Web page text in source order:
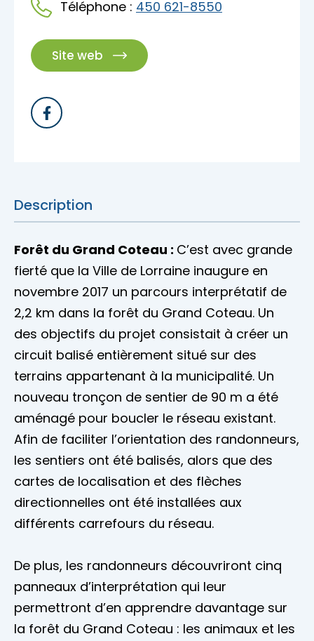
Accès membre
Nous joindre
Téléphone : 450 621-8550
Site web
Description
Forêt du Grand Coteau : C’est avec grande
fierté que la Ville de Lorraine inaugure en
novembre 2017 un parcours interprétatif de
2,2 km dans la forêt du Grand Coteau. Un
des objectifs du projet consistait à créer un
circuit balisé entièrement situé sur des
terrains appartenant à la municipalité. Un
nouveau tronçon de sentier de 90 m a été
aménagé pour boucler le réseau existant.
Afin de faciliter l’orientation des randonneurs,
les sentiers ont été balisés, alors que des
cartes de localisation et des flèches
directionnelles ont été installées aux
différents carrefours du réseau.
De plus, les randonneurs découvriront cinq
panneaux d’interprétation qui leur
permettront d’en apprendre davantage sur
la forêt du Grand Coteau : les animaux et les